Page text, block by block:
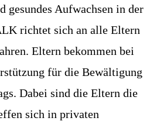
gesundes Aufwachsen in der
richtet sich an alle Eltern
Eltern bekommen bei
für die Bewältigung
Dabei sind die Eltern die
sich in privaten